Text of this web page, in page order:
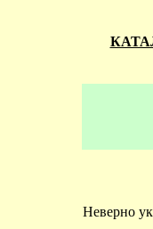
Неверно